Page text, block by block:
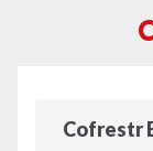
Cofrestr